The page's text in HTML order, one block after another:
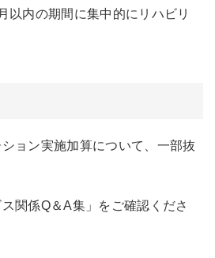
以内の期間に集中的にリハビリ
ョン実施加算について、一部抜
関係Q＆A集」をご確認くださ